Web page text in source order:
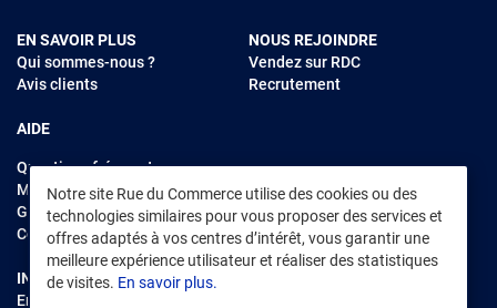
Notre site Rue du Commerce utilise des cookies ou des
technologies similaires pour vous proposer des services et
offres adaptés à vos centres d’intérêt, vous garantir une
meilleure expérience utilisateur et réaliser des statistiques
de visites. En savoir plus.
EN SAVOIR PLUS
Qui sommes-nous ?
Avis clients
AIDE
Questions fréquentes
Modes de règlements
Garantie et retours
Contacter Rue du Commerce
NOUS REJOINDRE
Vendez sur RDC
Recrutement
INFORMATIONS LÉGALES
Environnement